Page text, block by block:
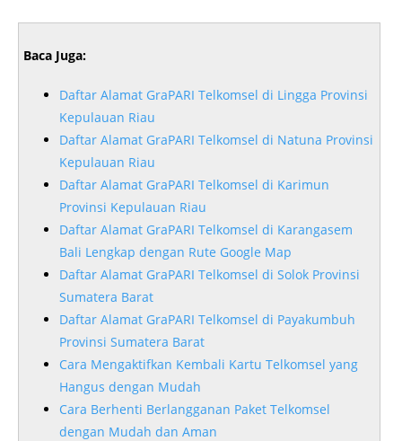
Baca Juga:
Daftar Alamat GraPARI Telkomsel di Lingga Provinsi
Kepulauan Riau
Daftar Alamat GraPARI Telkomsel di Natuna Provinsi
Kepulauan Riau
Daftar Alamat GraPARI Telkomsel di Karimun
Provinsi Kepulauan Riau
Daftar Alamat GraPARI Telkomsel di Karangasem
Bali Lengkap dengan Rute Google Map
Daftar Alamat GraPARI Telkomsel di Solok Provinsi
Sumatera Barat
Daftar Alamat GraPARI Telkomsel di Payakumbuh
Provinsi Sumatera Barat
Cara Mengaktifkan Kembali Kartu Telkomsel yang
Hangus dengan Mudah
Cara Berhenti Berlangganan Paket Telkomsel
dengan Mudah dan Aman